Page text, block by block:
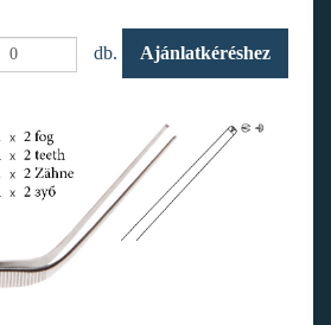
db. Ajánlatkéréshez